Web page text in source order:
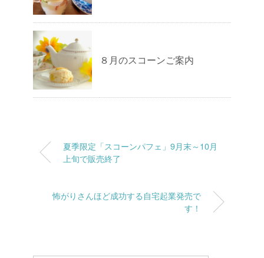
８月のスコーンご案内
夏季限定「スコーンパフェ」9月末～10月
上旬で販売終了
怖がりさんほど成功する自宅起業発売で
す！